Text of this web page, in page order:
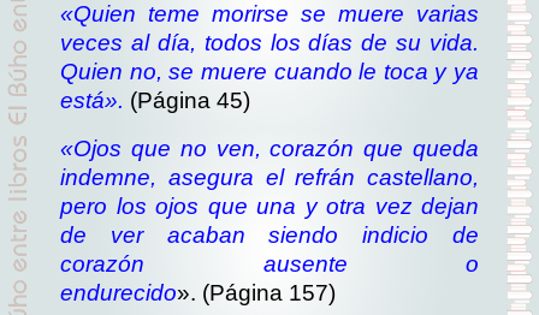
«Quien teme morirse se muere varias
veces al día, todos los días de su vida.
Quien no, se muere cuando le toca y ya
está». (Página 45)
«Ojos que no ven, corazón que queda
indemne, asegura el refrán castellano,
pero los ojos que una y otra vez dejan
de ver acaban siendo indicio de
corazón ausente o
endurecido». (Página 157)